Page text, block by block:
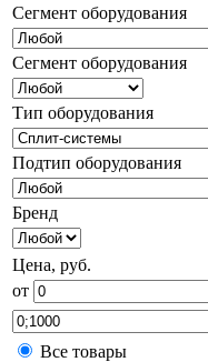
Сегмент оборудования
Сегмент оборудования
Тип оборудования
Подтип оборудования
Бренд
Цена, руб.
от
Все товары